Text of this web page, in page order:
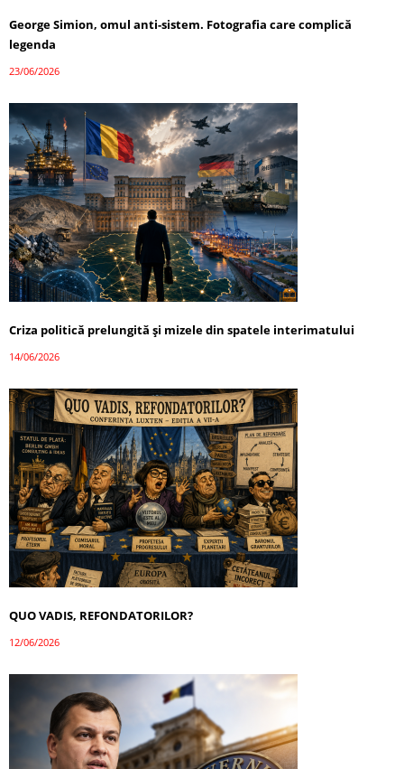
George Simion, omul anti-sistem. Fotografia care complică
legenda
23/06/2026
Criza politică prelungită și mizele din spatele interimatului
14/06/2026
QUO VADIS, REFONDATORILOR?
12/06/2026